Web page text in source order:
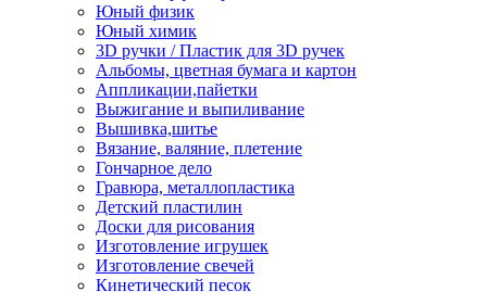
Юный физик
Юный химик
3D ручки / Пластик для 3D ручек
Альбомы, цветная бумага и картон
Аппликации,пайетки
Выжигание и выпиливание
Вышивка,шитье
Вязание, валяние, плетение
Гончарное дело
Гравюра, металлопластика
Детский пластилин
Доски для рисования
Изготовление игрушек
Изготовление свечей
Кинетический песок